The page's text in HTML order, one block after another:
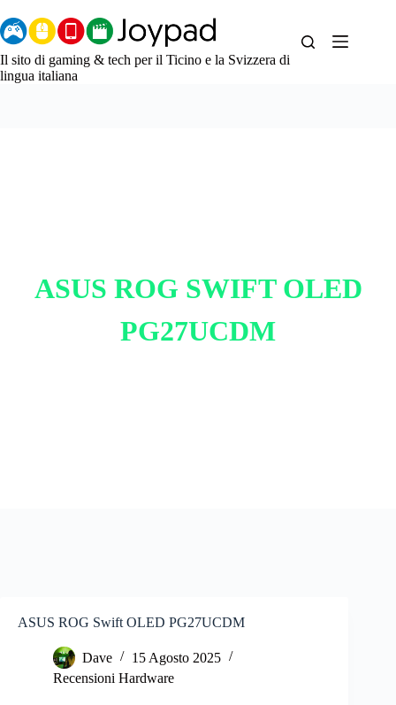
al
contenuto
Il sito di gaming & tech per il Ticino e la Svizzera di
lingua italiana
ASUS ROG SWIFT OLED
PG27UCDM
ASUS ROG Swift OLED PG27UCDM
Dave
15 Agosto 2025
Recensioni Hardware